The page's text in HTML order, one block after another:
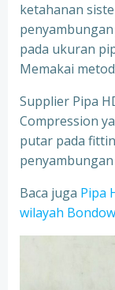
ketahanan
pada ukuran
Memakai
Supplier Pipa
Compression
putar pada
Baca juga Pipa
wilayah